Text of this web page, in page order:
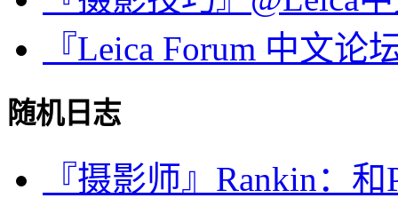
『Leica Forum 中文论
随机日志
『摄影师』Rankin：